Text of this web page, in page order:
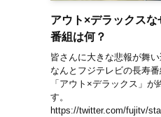
アウト×デラックス
番組は何？
皆さんに大きな悲報が舞い
なんとフジテレビの長寿
「アウト×デラックス」が
す。
https://twitter.com/fujitv/